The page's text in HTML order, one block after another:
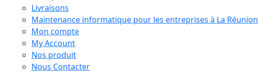
Livraisons
Maintenance informatique pour les entreprises à La Réunion
Mon compte
My Account
Nos produit
Nous Contacter